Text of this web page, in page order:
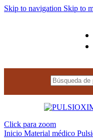
Skip to navigation Skip to
Click para zoom
Inicio Material médico